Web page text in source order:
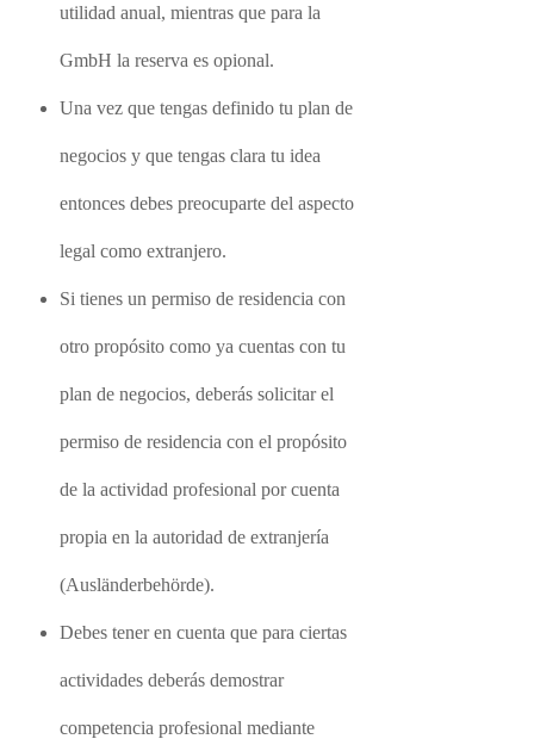
utilidad anual, mientras que para la
GmbH la reserva es opional.
Una vez que tengas definido tu plan de
negocios y que tengas clara tu idea
entonces debes preocuparte del aspecto
legal como extranjero.
Si tienes un permiso de residencia con
otro propósito como ya cuentas con tu
plan de negocios, deberás solicitar el
permiso de residencia con el propósito
de la actividad profesional por cuenta
propia en la autoridad de extranjería
(Ausländerbehörde).
Debes tener en cuenta que para ciertas
actividades deberás demostrar
competencia profesional mediante